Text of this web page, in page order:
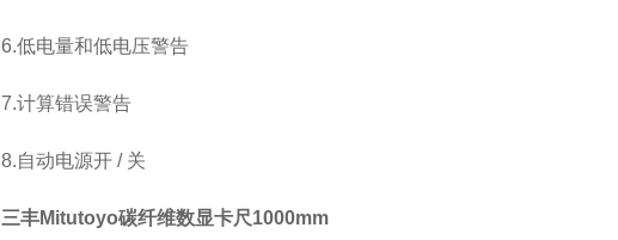
6.低电量和低电压警告
7.计算错误警告
8.自动电源开 / 关
三丰Mitutoyo碳纤维数显卡尺1000mm